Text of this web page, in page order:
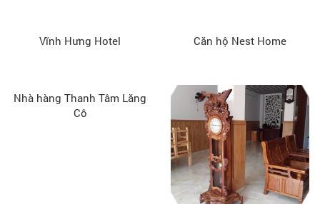
Vĩnh Hưng Hotel Căn hộ Nest Home
Nhà hàng Thanh Tâm Lăng
Cô